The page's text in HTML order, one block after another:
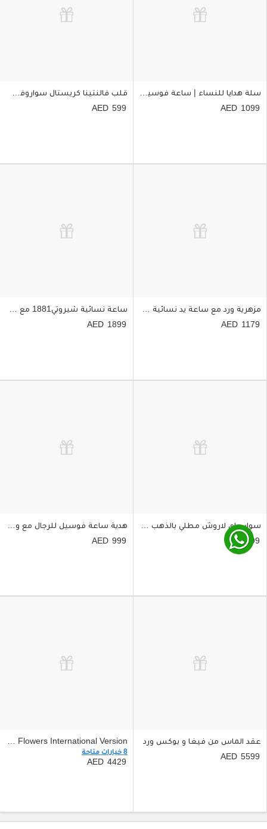
سلة هدايا للنساء | ساعة فوسيل مع سوار وورد
1099
قلب فالنتينا كريستال سواروفسكي مع باقة ورد
599
1179
1899
599
هدية ساعة فوسيل للرجال مع ورد وشوكولاتة
999
عقد الماس من فيغا و بوكس ورد
5599
iPhone 17 Pro Surprise Gift Box With Flowers International Version
8 خيارات متاحة
4429